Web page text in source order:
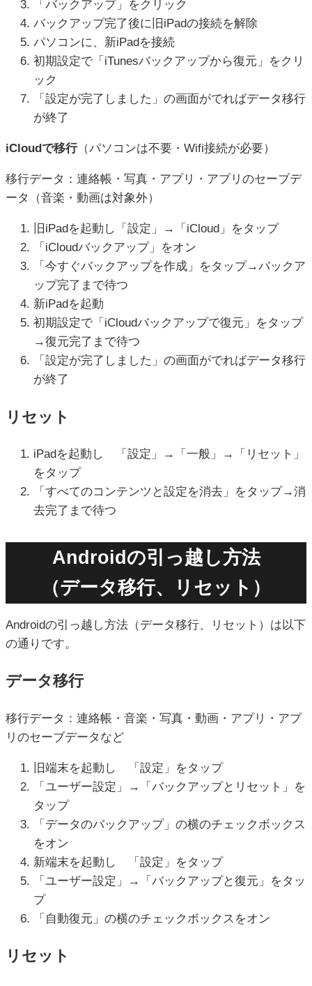
「バックアップ」をクリック
バックアップ完了後に旧iPadの接続を解除
パソコンに、新iPadを接続
初期設定で「iTunesバックアップから復元」をクリ
ック
「設定が完了しました」の画面がでればデータ移行
が終了
iCloudで移行（パソコンは不要・Wifi接続が必要）
移行データ：連絡帳・写真・アプリ・アプリのセーブデ
ータ（音楽・動画は対象外）
旧iPadを起動し「設定」→「iCloud」をタップ
「iCloudバックアップ」をオン
「今すぐバックアップを作成」をタップ→バックア
ップ完了まで待つ
新iPadを起動
初期設定で「iCloudバックアップで復元」をタップ
→復元完了まで待つ
「設定が完了しました」の画面がでればデータ移行
が終了
リセット
iPadを起動し 「設定」→「一般」→「リセット」
をタップ
「すべてのコンテンツと設定を消去」をタップ→消
去完了まで待つ
Androidの引っ越し方法
（データ移行、リセット）
Androidの引っ越し方法（データ移行、リセット）は以下
の通りです。
データ移行
移行データ：連絡帳・音楽・写真・動画・アプリ・アプ
リのセーブデータなど
旧端末を起動し 「設定」をタップ
「ユーザー設定」→「バックアップとリセット」を
タップ
「データのバックアップ」の横のチェックボックス
をオン
新端末を起動し 「設定」をタップ
「ユーザー設定」→「バックアップと復元」をタッ
プ
「自動復元」の横のチェックボックスをオン
リセット